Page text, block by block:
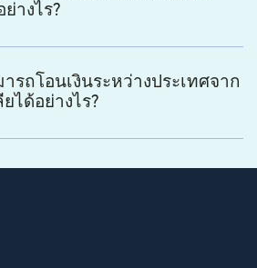
ย่างไร?
รถโอนเงินระหว่างประเทศจาก
ยได้อย่างไร?